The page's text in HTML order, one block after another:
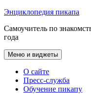
Перейти
содержимому
Энциклопедия пикапа
Самоучитель по
года
Меню и виджеты
О сайте
Пресс-служба
Обучение пикапу